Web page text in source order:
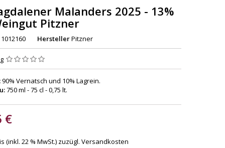
Malanders 2025 - 13%
Pitzner
1012160 HerstellerPitzner
90% Vernatsch und 10% Lagrein.
750 ml - 75 cl - 0,75 lt.
€
(inkl. 22 % MwSt.) zuzügl. Versandkosten